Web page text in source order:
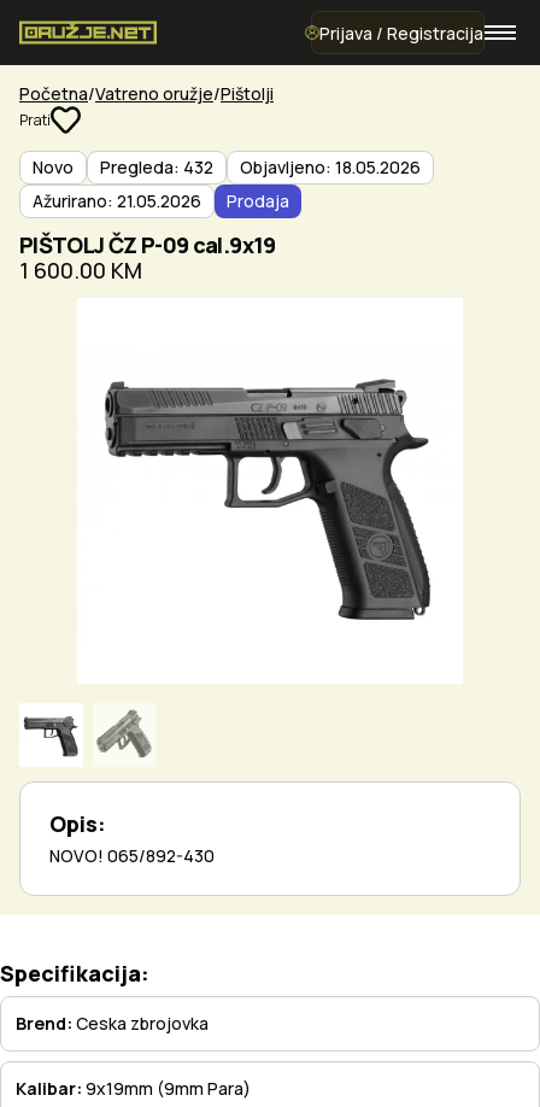
Prijava / Registracija
Početna Vatreno oružje Pištolji
Prati
Novo Pregleda: 432
Objavljeno: 18.05.2026
Ažurirano: 21.05.2026
Prodaja
PIŠTOLJ ČZ P-09 cal.9x19
1 600.00 KM
Opis:
NOVO! 065/892-430
Specifikacija:
Brend: Ceska zbrojovka
Kalibar: 9x19mm (9mm Para)